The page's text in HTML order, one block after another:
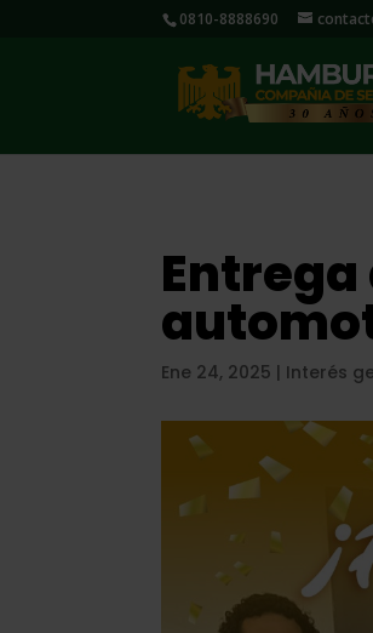
0810-8888690
Ene 24, 2025 | Interés